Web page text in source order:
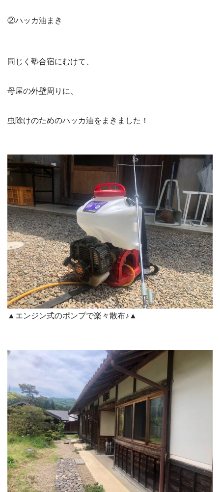
②ハッカ油まき
同じく塾合宿にむけて、
母屋の外壁周りに、
虫除けのためのハッカ油をまきました！
▲エンジン式のポンプで楽々散布♪▲